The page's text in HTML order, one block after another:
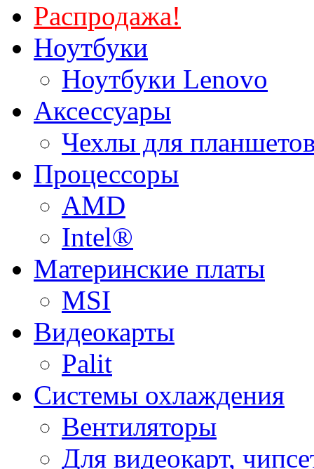
Распродажа!
Ноутбуки
Ноутбуки Lenovo
Аксессуары
Чехлы для
Процессоры
AMD
Intel®
Материнские платы
MSI
Видеокарты
Palit
Системы охлаждения
Вентиляторы
Для видеокарт,